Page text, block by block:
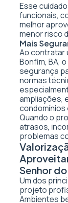
Esse
funcionais,
melhor
menor risco
Mais
Ao contratar
Bonfim, BA,
segurança
normas
ampliações,
Quando o
atrasos,
problemas
Senhor
Um dos
projeto
Ambientes